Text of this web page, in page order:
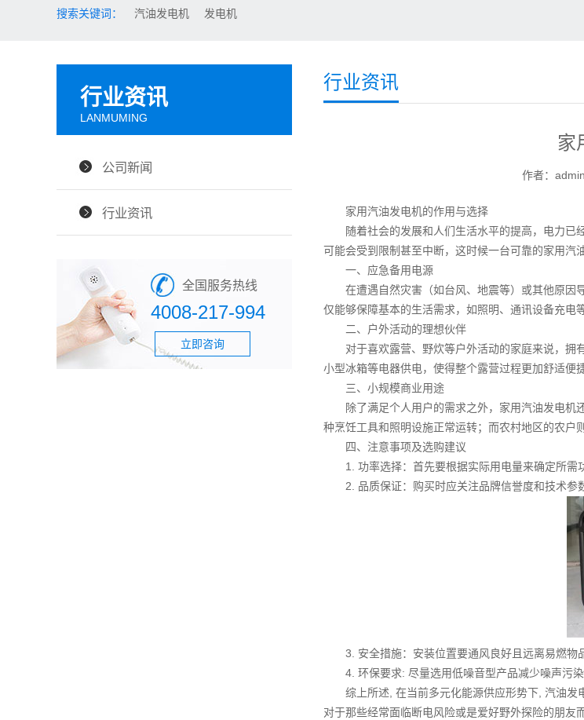
搜索关键词： 汽油发电机 发电机
行业资讯
LANMUMING
公司新闻
行业资讯
全国服务热线
4008-217-994
立即咨询
行业资讯
家
作者：admin
家用汽油发电机的作用与选择
随着社会的发展和人们生活水平的提高，电力已
可能会受到限制甚至中断，这时候一台可靠的家用汽
一、应急备用电源
在遭遇自然灾害（如台风、地震等）或其他原因
仅能够保障基本的生活需求，如照明、通讯设备充电
二、户外活动的理想伙伴
对于喜欢露营、野炊等户外活动的家庭来说，拥
小型冰箱等电器供电，使得整个露营过程更加舒适便捷
三、小规模商业用途
除了满足个人用户的需求之外，家用汽油发电机
种烹饪工具和照明设施正常运转；而农村地区的农户
四、注意事项及选购建议
1. 功率选择：首先要根据实际用电量来确定所需
2. 品质保证：购买时应关注品牌信誉度和技术参数
3. 安全措施：安装位置要通风良好且远离易燃物
4. 环保要求: 尽量选用低噪音型产品减少噪声污染
综上所述, 在当前多元化能源供应形势下, 汽油发
对于那些经常面临断电风险或是爱好野外探险的朋友